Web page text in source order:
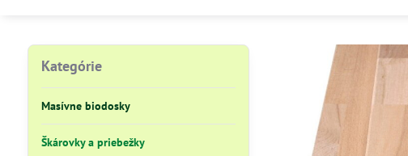
Kategórie
Masívne biodosky
Škárovky a priebežky